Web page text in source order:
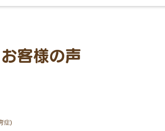
お客様の声
症)